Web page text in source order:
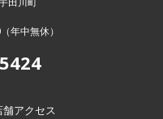
年中無休）
舗アクセス